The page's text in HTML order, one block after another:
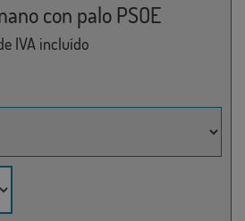
con palo PSOE
IVA incluído